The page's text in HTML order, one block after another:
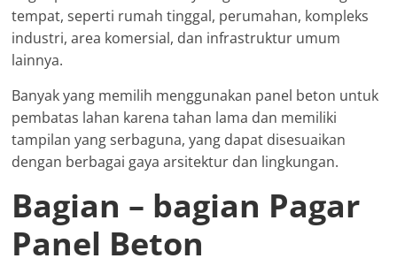
tempat, seperti rumah tinggal, perumahan, kompleks
industri, area komersial, dan infrastruktur umum
lainnya.
Banyak yang memilih menggunakan panel beton untuk
pembatas lahan karena tahan lama dan memiliki
tampilan yang serbaguna, yang dapat disesuaikan
dengan berbagai gaya arsitektur dan lingkungan.
Bagian – bagian Pagar
Panel Beton